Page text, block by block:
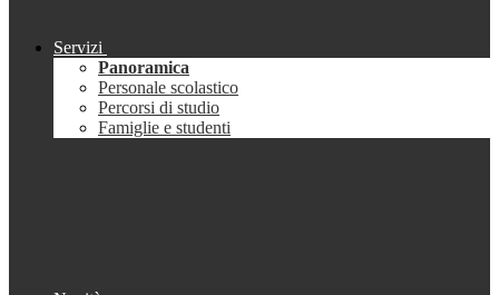
Servizi
Panoramica
Personale scolastico
Percorsi di studio
Famiglie e studenti